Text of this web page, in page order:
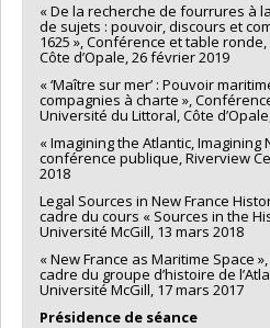
« De la recherche de fourrures à
de sujets : pouvoir, discours et
1625 », Conférence et table
Côte d’Opale, 26 février 2019
« ‘Maître sur mer’ : Pouvoir
compagnies à charte »,
Université du Littoral, Côte
« Imagining the Atlantic, Imagining
conférence publique, Riverview
2018
Legal Sources in New France
cadre du cours « Sources in the
Université McGill, 13 mars 2018
« New France as Maritime Space
cadre du groupe d’histoire de
Université McGill, 17 mars 2017
Présidence de séance